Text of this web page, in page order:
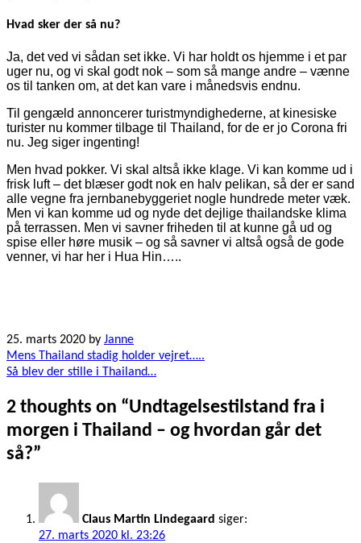
Hvad sker der så nu?
Ja, det ved vi sådan set ikke. Vi har holdt os hjemme i et par
uger nu, og vi skal godt nok – som så mange andre – vænne
os til tanken om, at det kan vare i månedsvis endnu.
Til gengæld annoncerer turistmyndighederne, at kinesiske
turister nu kommer tilbage til Thailand, for de er jo Corona fri
nu. Jeg siger ingenting!
Men hvad pokker. Vi skal altså ikke klage. Vi kan komme ud i
frisk luft – det blæser godt nok en halv pelikan, så der er sand
alle vegne fra jernbanebyggeriet nogle hundrede meter væk.
Men vi kan komme ud og nyde det dejlige thailandske klima
på terrassen. Men vi savner friheden til at kunne gå ud og
spise eller høre musik – og så savner vi altså også de gode
venner, vi har her i Hua Hin…..
25. marts 2020 by Janne
Indlægsnavigation
Mens Thailand stadig holder vejret…..
Så blev der stille i Thailand…
2 thoughts on “Undtagelsestilstand fra i
morgen i Thailand – og hvordan går det
så?”
Claus Martin Lindegaard siger:
27. marts 2020 kl. 23:26